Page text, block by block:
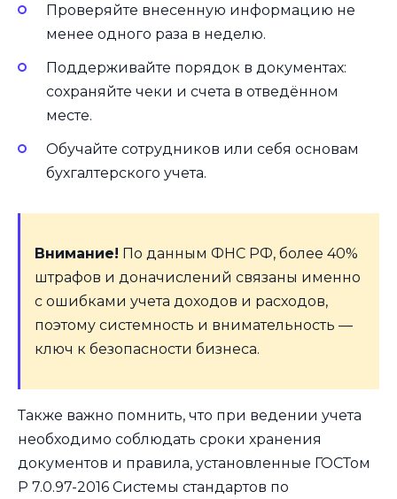
Проверяйте внесенную информацию не
менее одного раза в неделю.
Поддерживайте порядок в документах:
сохраняйте чеки и счета в отведённом
месте.
Обучайте сотрудников или себя основам
бухгалтерского учета.
Внимание! По данным ФНС РФ, более 40%
штрафов и доначислений связаны именно
с ошибками учета доходов и расходов,
поэтому системность и внимательность —
ключ к безопасности бизнеса.
Также важно помнить, что при ведении учета
необходимо соблюдать сроки хранения
документов и правила, установленные ГОСТом
Р 7.0.97-2016 Системы стандартов по